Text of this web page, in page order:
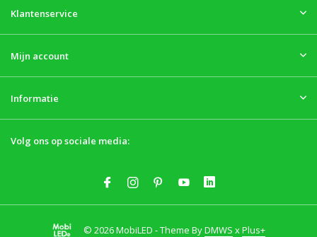
Klantenservice
Mijn account
Informatie
Volg ons op sociale media:
© 2026 MobiLED - Theme ByDMWS xPlus+